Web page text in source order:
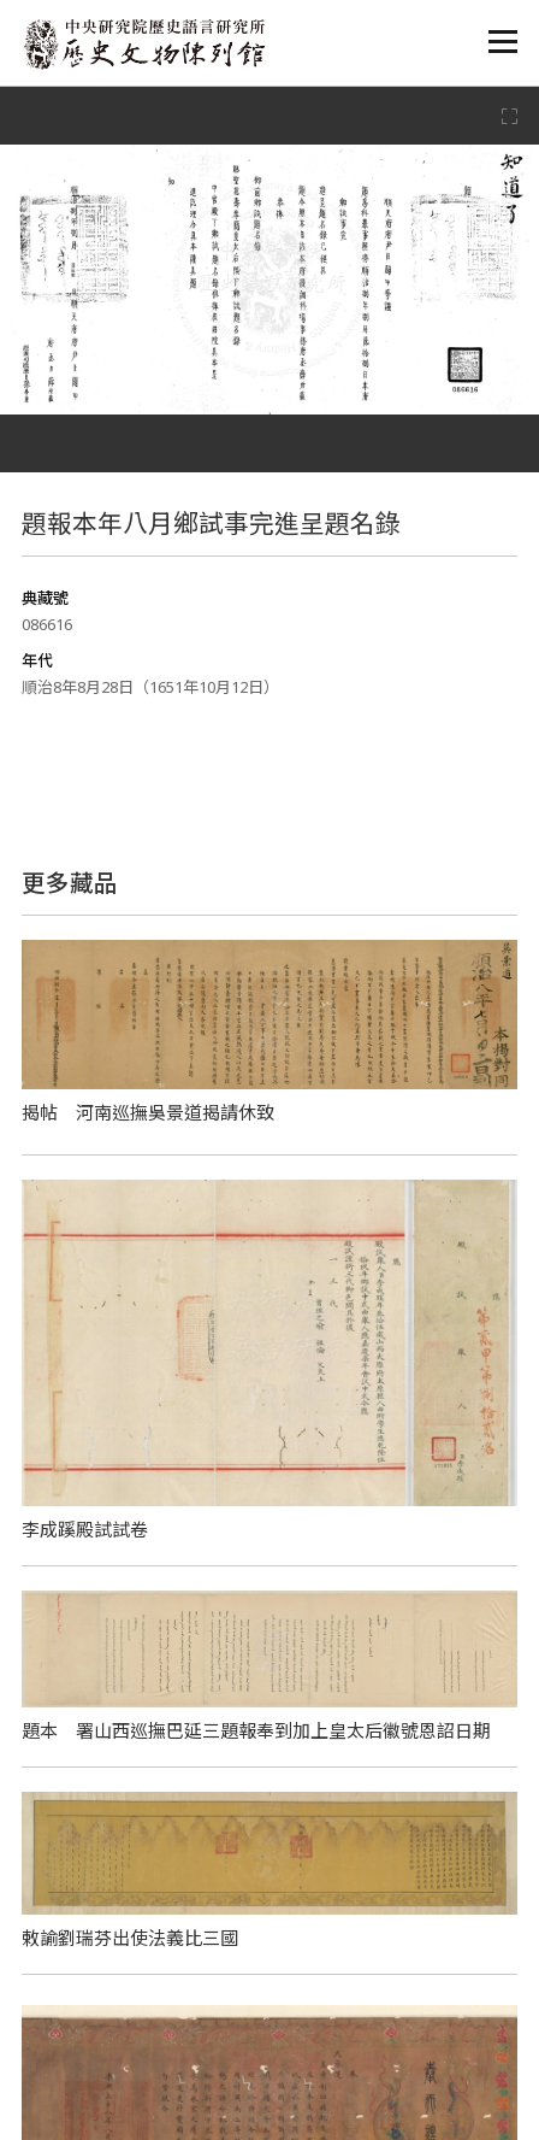
:::
題報本年八月鄉試事完進呈題名錄
典藏號
086616
年代
順治8年8月28日（1651年10月12日）
更多藏品
揭帖 河南巡撫吳景道揭請休致
李成蹊殿試試卷
題本 署山西巡撫巴延三題報奉到加上皇太后徽號恩詔日期
敕諭劉瑞芬出使法義比三國